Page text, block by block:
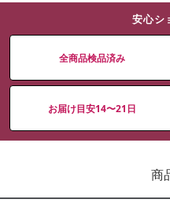
安心シ
全商品検品済み
お届け目安14〜21日
商